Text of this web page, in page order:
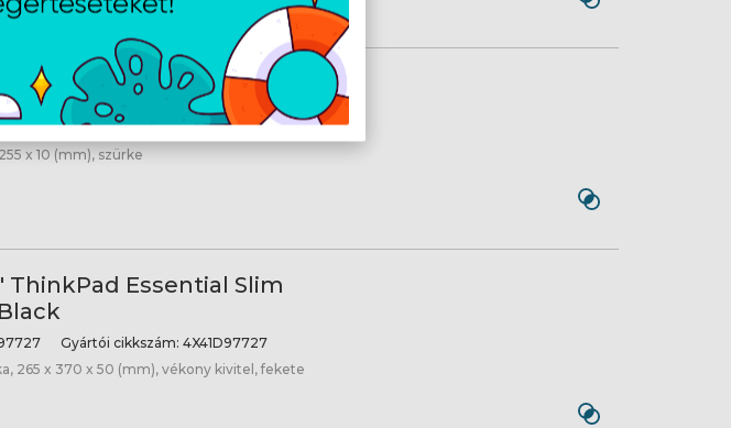
Origami X9 Sleeve - Grey
Gyártói cikkszám:4X41R83942
x 10 (mm), szürke
ThinkPad Essential Slim
Gyártói cikkszám: 4X41D97727
265 x 370 x 50 (mm), vékony kivitel, fekete